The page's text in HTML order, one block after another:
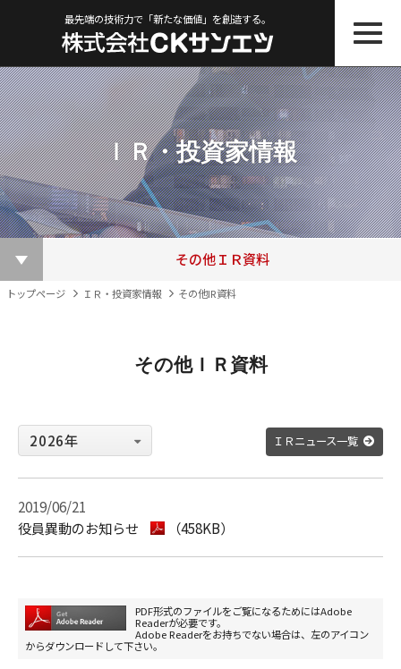
最先端の技術力で「新たな価値」を創造する。
ＩＲ・投資家情報
ＩＲニュース一覧
決算短信
適時開示書類
株主総会関連資料
その他ＩＲ資料
株主優待制度
電子公告
株価情報
トップページ ＩＲ・投資家情報 その他IR資料
その他ＩＲ資料
ＩＲニュース一覧
2019/06/21
役員異動のお知らせ
（458KB）
PDF形式のファイルをご覧になるためにはAdobe
Readerが必要です。
Adobe Readerをお持ちでない場合は、左のアイコン
からダウンロードして下さい。